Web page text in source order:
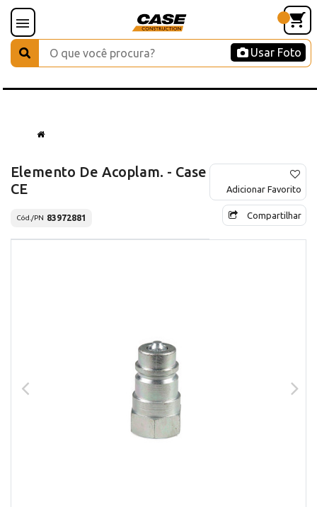
Usar Foto
Elemento De Acoplam. - Case
CE
Cód./PN 83972881
Adicionar Favorito
Compartilhar